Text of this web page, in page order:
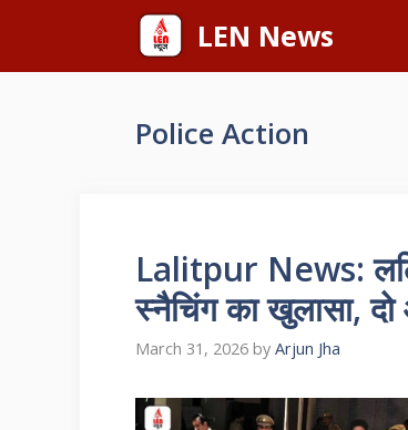
content
LEN News
Police Action
Lalitpur News:
स्नैचिंग का खुलासा, दो
March 31, 2026 by Arjun Jha